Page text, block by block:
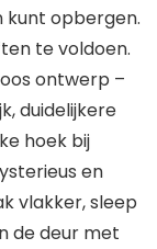
opbergen.
te voldoen.
ontwerp –
duidelijkere
hoek bij
en
vlakker, sleep
de deur met